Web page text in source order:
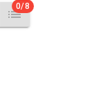
0/8